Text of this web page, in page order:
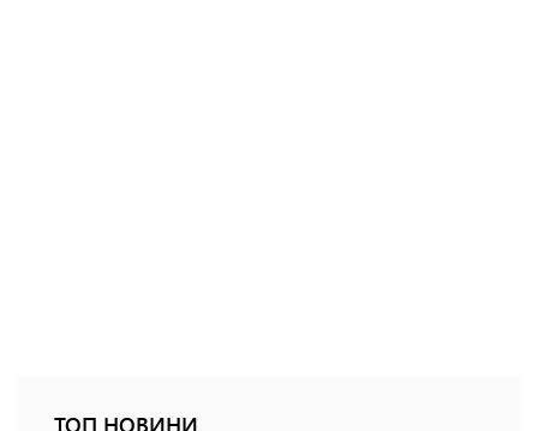
ТОП НОВИНИ